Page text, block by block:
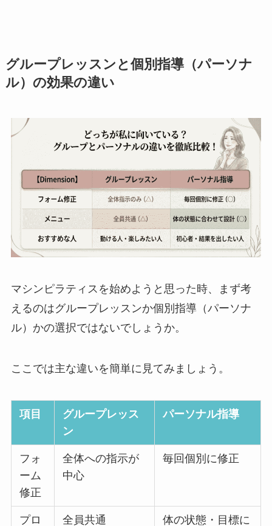
グループレッスンと個別指導（パーソナ
ル）の効果の違い
マシンピラティスを始めようと思った時、まず考
えるのはグループレッスンか個別指導（パーソナ
ル）かの選択ではないでしょうか。
ここでは主な違いを簡単に見てみましょう。
項目
グループレッス
ン
パーソナル指導
フォ
ーム
修正
全体への指示が
中心
毎回個別に修正
プロ 全員共通 体の状態・目標に